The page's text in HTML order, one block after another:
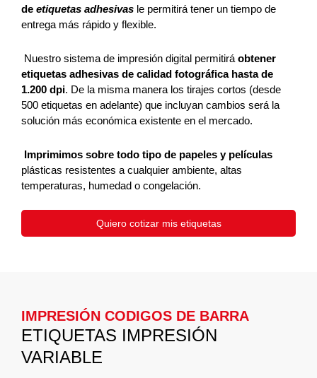
de etiquetas adhesivas le permitirá tener un tiempo de
entrega más rápido y flexible.
Nuestro sistema de impresión digital permitirá obtener
etiquetas adhesivas de calidad fotográfica hasta de
1.200 dpi. De la misma manera los tirajes cortos (desde
500 etiquetas en adelante) que incluyan cambios será la
solución más económica existente en el mercado.
Imprimimos sobre todo tipo de papeles y películas
plásticas resistentes a cualquier ambiente, altas
temperaturas, humedad o congelación.
Quiero cotizar mis etiquetas
IMPRESIÓN CODIGOS DE BARRA
ETIQUETAS IMPRESIÓN
VARIABLE